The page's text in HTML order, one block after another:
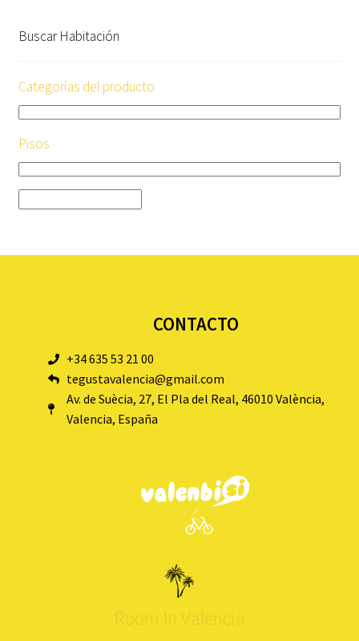
Buscar Habitación
Categorías del producto
Pisos
CONTACTO
+34 635 53 21 00
tegustavalencia@gmail.com
Av. de Suècia, 27, El Pla del Real, 46010 València,
Valencia, España
Room In Valencia